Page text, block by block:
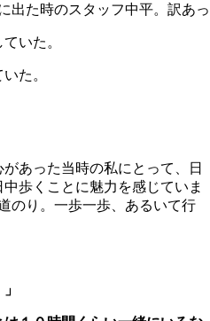
出た時のスタッフ中平。訳あ
た。
あった当時の私にとって、日
歩くことに魅力を感じていま
のり。一歩一歩、あるいて行